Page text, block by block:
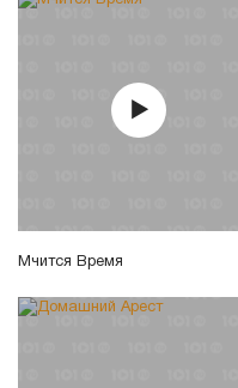
Мчится Время